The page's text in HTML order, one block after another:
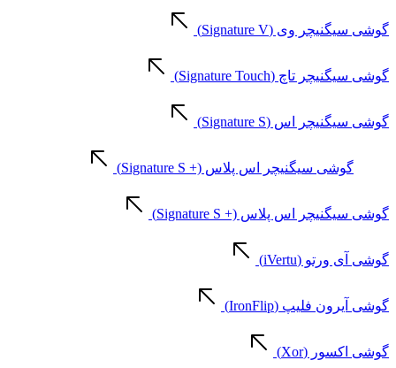
گوشی سیگنیچر وی (Signature V)
گوشی سیگنیچر تاچ (Signature Touch)
گوشی سیگنیچر اس (Signature S)
گوشی سیگنیچر اس پلاس (+ Signature S)
گوشی سیگنیچر اس پلاس (+ Signature S)
گوشی آی ورتو (iVertu)
گوشی آیرون فلیپ (IronFlip)
گوشی اکسور (Xor)